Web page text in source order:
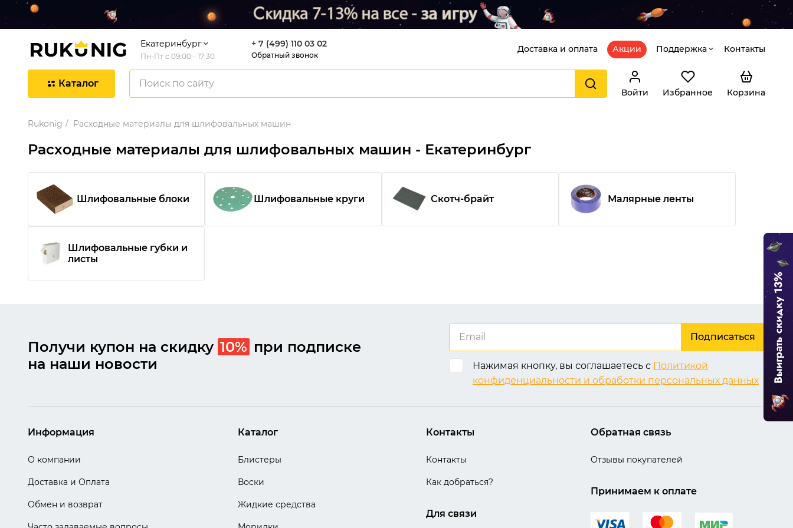
Екатеринбург
Пн-Пт с 09:00 - 17:30
+ 7 (499) 110 03 02
Обратный звонок
Доставка и оплата Акции Поддержка Контакты
Каталог
Войти Избранное Корзина
Rukonig Расходные материалы для шлифовальных машин
Расходные материалы для шлифовальных машин - Екатеринбург
Шлифовальные блоки Шлифовальные круги Скотч-брайт Малярные ленты
Шлифовальные губки и
листы
Получи купон на скидку 10% при подписке
на наши новости
Подписаться
Нажимая кнопку, вы соглашаетесь с Политикой
конфиденциальности и обработки персональных данных
Информация
О компании
Доставка и Оплата
Обмен и возврат
Каталог
Блистеры
Воски
Жидкие средства
Контакты
Контакты
Как добраться?
Для связи
Обратная связь
Отзывы покупателей
Принимаем к оплате